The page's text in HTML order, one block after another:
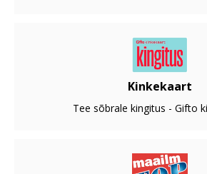
Kinkekaart
Tee sõbrale kingitus - Gifto